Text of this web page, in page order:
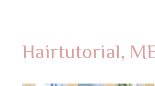
Hairtutorial,